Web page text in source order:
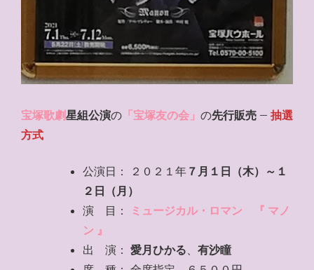
宝塚歌劇星組公演の 「宝塚友の会」 の先行販売 – 抽選
方式
公演日： ２０２１年 ７月１日（木）～１
２日（月）
演 目：
ミュージカル・ロマン 『 マノ
ン 』
出 演： 愛月ひかる、 有沙瞳